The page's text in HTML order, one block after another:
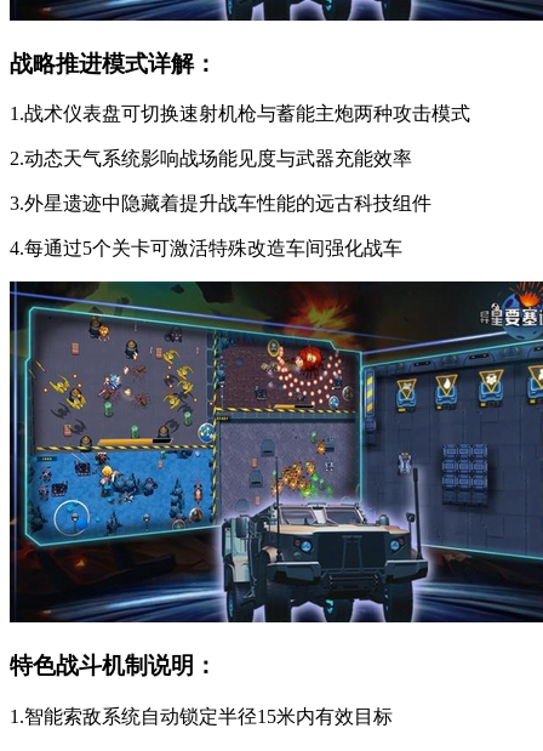
战略推进模式详解：
1.战术仪表盘可切换速射机枪与蓄能主炮两种攻击模式
2.动态天气系统影响战场能见度与武器充能效率
3.外星遗迹中隐藏着提升战车性能的远古科技组件
4.每通过5个关卡可激活特殊改造车间强化战车
特色战斗机制说明：
1.智能索敌系统自动锁定半径15米内有效目标